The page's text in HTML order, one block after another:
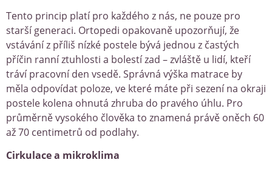
Tento princip platí pro každého z nás, ne pouze pro
starší generaci. Ortopedi opakovaně upozorňují, že
vstávání z příliš nízké postele bývá jednou z častých
příčin ranní ztuhlosti a bolestí zad – zvláště u lidí, kteří
tráví pracovní den vsedě. Správná výška matrace by
měla odpovídat poloze, ve které máte při sezení na okraji
postele kolena ohnutá zhruba do pravého úhlu. Pro
průměrně vysokého člověka to znamená právě oněch 60
až 70 centimetrů od podlahy.
Cirkulace a mikroklima